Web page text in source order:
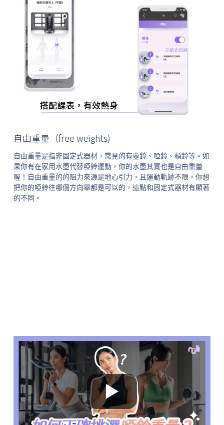
自由重量（free weights)
自由重量是指非固定式器材，常見的有壺鈴、啞鈴、槓鈴等。如
果你有在家用水壺代替啞鈴運動，你的水壺其實也是自由重量
喔！自由重量的的阻力來源是地心引力，且運動軌跡不限，你想
把你的啞鈴往哪個方向舉都是可以的，這點和固定式器材有顯著
的不同。